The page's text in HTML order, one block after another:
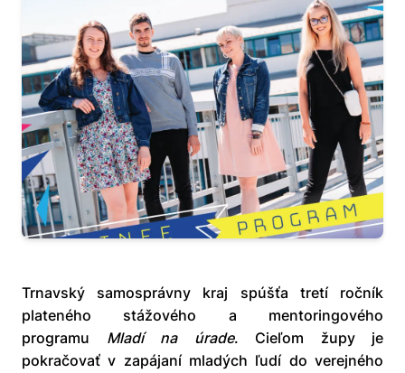
Trnavský samosprávny kraj spúšťa tretí ročník
plateného stážového a mentoringového
programu Mladí na úrade. Cieľom župy je
pokračovať v zapájaní mladých ľudí do verejného